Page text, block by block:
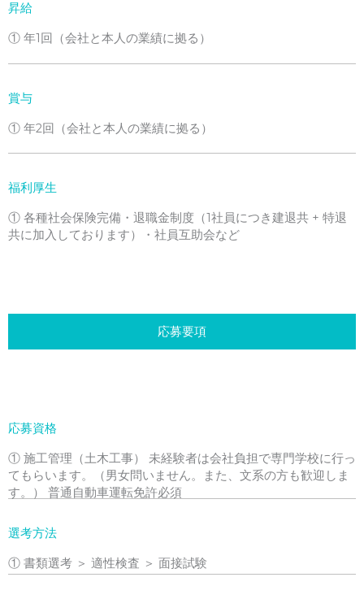
昇給
① 年1回（会社と本人の業績に拠る）
賞与
① 年2回（会社と本人の業績に拠る）
福利厚生
① 各種社会保険完備・退職金制度（1社員につき建退共 + 特退
共に加入しております）・社員互助会など
応募要項
応募資格
① 施工管理（土木工事） 未経験者は会社負担で専門学校に行っ
てもらいます。（男女問いません。また、文系の方も歓迎しま
す。） 普通自動車運転免許必須
選考方法
① 書類選考 ＞ 適性検査 ＞ 面接試験